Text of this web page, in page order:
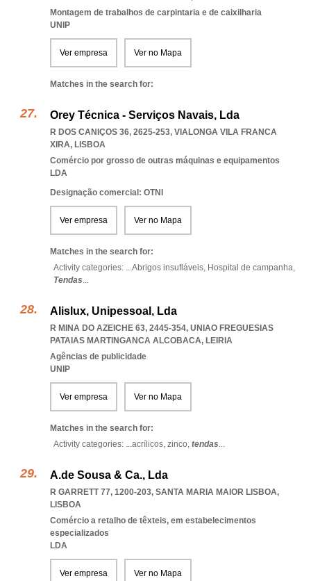
Montagem de trabalhos de carpintaria e de caixilharia
UNIP
Ver empresa Ver no Mapa
Matches in the search for:
Orey Técnica - Serviços Navais, Lda
R DOS CANIÇOS 36, 2625-253, VIALONGA VILA FRANCA
XIRA, LISBOA
Comércio por grosso de outras máquinas e equipamentos
LDA
Designação comercial: OTNI
Ver empresa Ver no Mapa
Matches in the search for:
Activity categories: ...Abrigos insufláveis, Hospital de campanha,
Tendas...
Alislux, Unipessoal, Lda
R MINA DO AZEICHE 63, 2445-354, UNIAO FREGUESIAS
PATAIAS MARTINGANCA ALCOBACA, LEIRIA
Agências de publicidade
UNIP
Ver empresa Ver no Mapa
Matches in the search for:
Activity categories: ...acrílicos, zinco, tendas...
A.de Sousa & Ca., Lda
R GARRETT 77, 1200-203, SANTA MARIA MAIOR LISBOA,
LISBOA
Comércio a retalho de têxteis, em estabelecimentos
especializados
LDA
Ver empresa Ver no Mapa